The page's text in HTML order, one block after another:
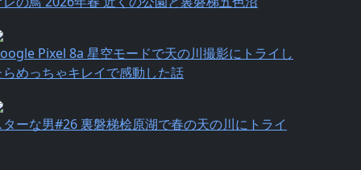
Pixel 8a 星空モードで天の川撮影にトライし
らめっちゃキレイで感動した話
ターな男#26 裏磐梯桧原湖で春の天の川にトライ